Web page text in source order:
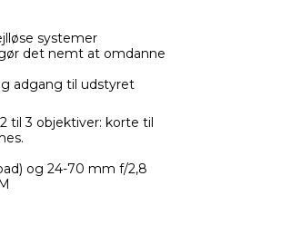
systemer
det nemt at omdanne
adgang til udstyret
til 3 objektiver: korte til
og 24-70 mm f/2,8